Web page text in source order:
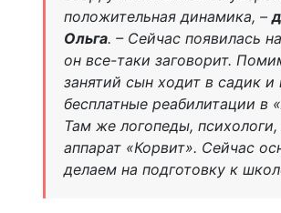
положительная динамика, –
Ольга. – Сейчас появилась
он все-таки заговорит.
занятий сын ходит в садик и
бесплатные реабилитации в
Там же логопеды,
аппарат «Корвит». Сейчас
делаем на подготовку к